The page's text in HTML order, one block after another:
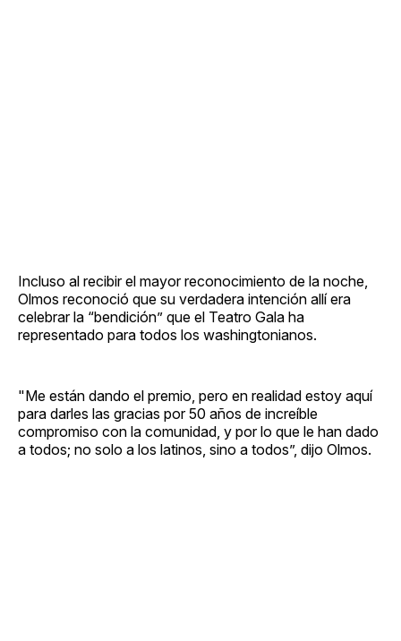
Incluso al recibir el mayor reconocimiento de la noche,
Olmos reconoció que su verdadera intención allí era
celebrar la “bendición” que el Teatro Gala ha
representado para todos los washingtonianos.
"Me están dando el premio, pero en realidad estoy aquí
para darles las gracias por 50 años de increíble
compromiso con la comunidad, y por lo que le han dado
a todos; no solo a los latinos, sino a todos”, dijo Olmos.